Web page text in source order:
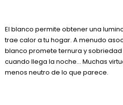
El blanco permite obtener una
trae calor a tu hogar. A menudo
blanco promete ternura y
cuando llega la noche... Muchas
menos neutro de lo que parece.